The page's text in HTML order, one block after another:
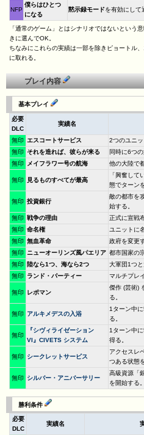
NFP
僕らはひとつ
になる
黙示録モードを有効にして
「通常のゲーム」とはシナリオではないという
きに選んでOK。
ちなみにこれらの実績は一部を除きピョートル
に取れる。
プレイ内容
基本プレイ
必要
DLC
実績名
無印 エスコートサービス 2つのユニッ
無印 それを造れば、彼らが来る 同時に6つ
無印
メイフラワー号の航海 他の大陸で
無印 見るものすべてが最高
「興奮して
態でターン
無印 投資銀行
敵の都市を
始する。
無印 戦争の理由 正式に宣戦
無印 命名権 ユニットに
無印 無血革命 政府を変更
無印 ニューオーリンズ風パエリア 都市国家の
無印 陸なら1つ、海なら2つ 大軍団1つと
無印 ランド・パーティー マルチプレ
無印 レポマン
傑作 (芸術)
る。
無印 アルキメデスの入浴
1ターン中
る。
無印
『シヴィライゼーション
VI』CIVETS システム
1ターン中
得る。
無印 シークレットサービス
アクセスレ
つある状態
無印 シルバー・アニバーサリー
高級資源「
を開始する。
勝利条件
必要
DLC
実績名